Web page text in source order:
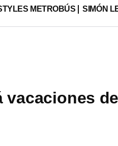
METROBÚS SIMÓN
vacaciones de